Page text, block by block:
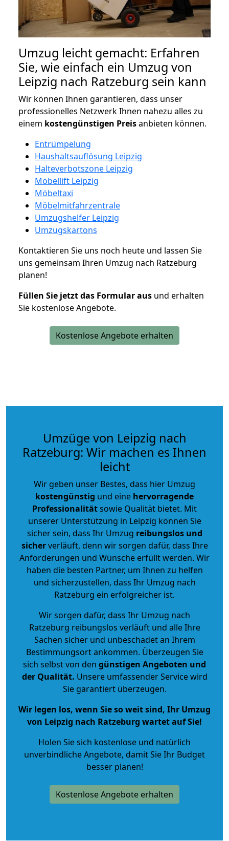
Umzug leicht gemacht: Erfahren
Sie, wie einfach ein Umzug von
Leipzig nach Ratzeburg sein kann
Wir können Ihnen garantieren, dass unser
professionelles Netzwerk Ihnen nahezu alles zu
einem kostengünstigen Preisanbieten können.
Entrümpelung
Haushaltsauflösung Leipzig
Halteverbotszone Leipzig
Möbellift Leipzig
Möbeltaxi
Möbelmitfahrzentrale
Umzugshelfer Leipzig
Umzugskartons
Kontaktieren Sie uns noch heute und lassen Sie
uns gemeinsam Ihren Umzug nach Ratzeburg
planen!
Füllen Sie jetzt das Formular aus und erhalten
Sie kostenlose Angebote.
Kostenlose Angebote erhalten
Umzüge von Leipzig nach
Ratzeburg: Wir machen es Ihnen
leicht
Wir geben unser Bestes, dass hier Umzug
kostengünstig und eine hervorragende
Professionalitätsowie Qualität bietet. Mit
unserer Unterstützung in Leipzig können Sie
sicher sein, dass Ihr Umzug reibungslos und
sicherverläuft, denn wir sorgen dafür, dass Ihre
Anforderungen und Wünsche erfüllt werden. Wir
haben die besten Partner, um Ihnen zu helfen
und sicherzustellen, dass Ihr Umzug nach
Ratzeburg ein erfolgreicher ist.
Wir sorgen dafür, dass Ihr Umzug nach
Ratzeburg reibungslos verläuft und alle Ihre
Sachen sicher und unbeschadet an Ihrem
Bestimmungsort ankommen. Überzeugen Sie
sich selbst von den günstigen Angeboten und
der Qualität. Unsere umfassender Service wird
Sie garantiert überzeugen.
Wir legen los, wenn Sie so weit sind, Ihr Umzug
von Leipzig nach Ratzeburg wartet auf Sie!
Holen Sie sich kostenlose und natürlich
unverbindliche Angebote, damit Sie Ihr Budget
besser planen!
Kostenlose Angebote erhalten